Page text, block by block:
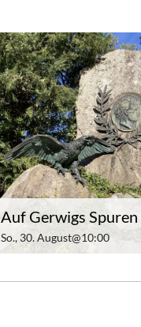
Auf Gerwigs
So., 30. August@10:00